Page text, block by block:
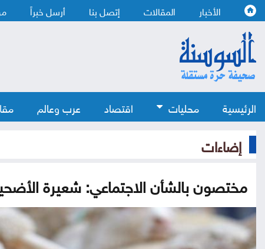
الأخبار المقالات إتصل بنا أرسل خبراً
الرئيسية محليات اقتصاد عرب وعالم
إضاءات
مختصون بالشأن الاجتماعي: شعيرة